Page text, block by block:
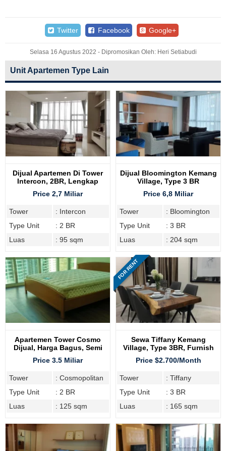
Twitter Facebook Google+
Selasa 16 Agustus 2022 - Dipromosikan Oleh: Heri Setiabudi
Unit Apartemen Type Lain
Dijual Apartemen Di Tower
Intercon, 2BR, Lengkap
Price 2,7 Miliar
Tower
: Intercon
Type Unit
: 2 BR
Luas
: 95 sqm
Dijual Bloomington Kemang
Village, Type 3 BR
Price 6,8 Miliar
Tower
: Bloomington
Type Unit
: 3 BR
Luas
: 204 sqm
Apartemen Tower Cosmo
Dijual, Harga Bagus, Semi
Price 3.5 Miliar
Tower
: Cosmopolitan
Type Unit
: 2 BR
Luas
: 125 sqm
FOR RENT
Sewa Tiffany Kemang
Village, Type 3BR, Furnish
Lengkap, Lantai Sedang
Price $2.700/Month
Tower
: Tiffany
Type Unit
: 3 BR
Luas
: 165 sqm